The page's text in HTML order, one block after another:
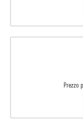
Prezzo